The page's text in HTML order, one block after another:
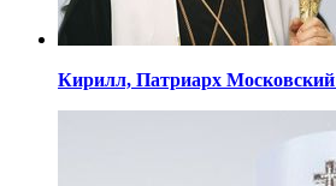
Кирилл, Патриарх Московский